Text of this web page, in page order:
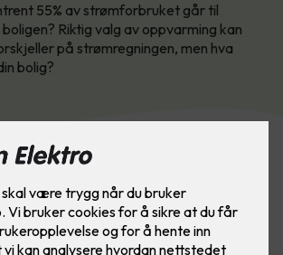
55% av strømforbruket går til
Riktig valg av oppvarming kan
på strømregningen, men hva
bolig?